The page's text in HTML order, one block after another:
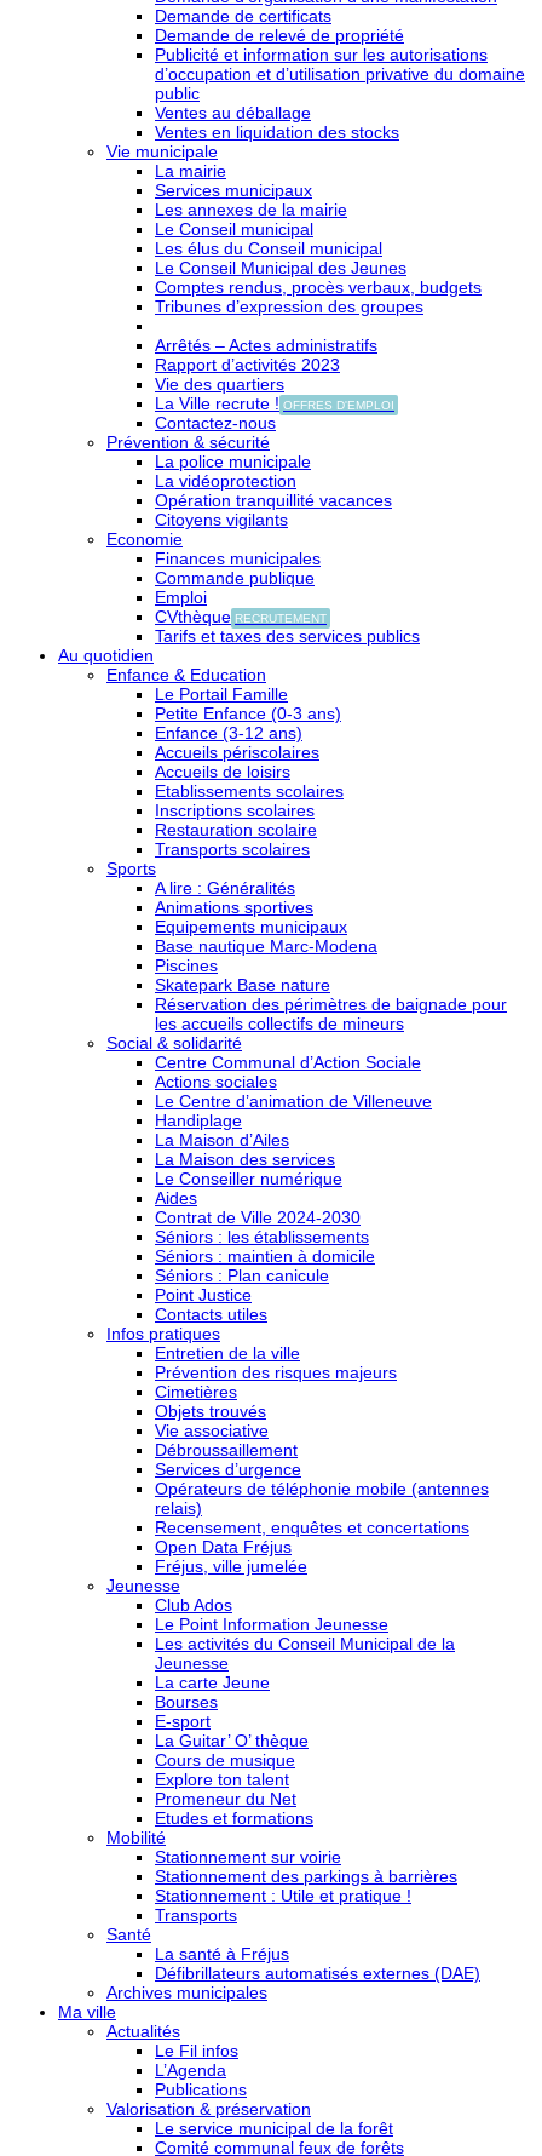
Demande de certificats
Demande de relevé de propriété
Publicité et information sur les autorisations
d’occupation et d’utilisation privative du domaine
public
Ventes au déballage
Ventes en liquidation des stocks
Vie municipale
La mairie
Services municipaux
Les annexes de la mairie
Le Conseil municipal
Les élus du Conseil municipal
Le Conseil Municipal des Jeunes
Comptes rendus, procès verbaux, budgets
Tribunes d’expression des groupes
Arrêtés – Actes administratifs
Rapport d’activités 2023
Vie des quartiers
La Ville recrute ! OFFRES D'EMPLOI
Contactez-nous
Prévention & sécurité
La police municipale
La vidéoprotection
Opération tranquillité vacances
Citoyens vigilants
Economie
Finances municipales
Commande publique
Emploi
CVthèque RECRUTEMENT
Tarifs et taxes des services publics
Au quotidien
Enfance & Education
Le Portail Famille
Petite Enfance (0-3 ans)
Enfance (3-12 ans)
Accueils périscolaires
Accueils de loisirs
Etablissements scolaires
Inscriptions scolaires
Restauration scolaire
Transports scolaires
Sports
A lire : Généralités
Animations sportives
Equipements municipaux
Base nautique Marc-Modena
Piscines
Skatepark Base nature
Réservation des périmètres de baignade pour
les accueils collectifs de mineurs
Social & solidarité
Centre Communal d’Action Sociale
Actions sociales
Le Centre d’animation de Villeneuve
Handiplage
La Maison d’Ailes
La Maison des services
Le Conseiller numérique
Aides
Contrat de Ville 2024-2030
Séniors : les établissements
Séniors : maintien à domicile
Séniors : Plan canicule
Point Justice
Contacts utiles
Infos pratiques
Entretien de la ville
Prévention des risques majeurs
Cimetières
Objets trouvés
Vie associative
Débroussaillement
Services d’urgence
Opérateurs de téléphonie mobile (antennes
relais)
Recensement, enquêtes et concertations
Open Data Fréjus
Fréjus, ville jumelée
Jeunesse
Club Ados
Le Point Information Jeunesse
Les activités du Conseil Municipal de la
Jeunesse
La carte Jeune
Bourses
E-sport
La Guitar’ O’ thèque
Cours de musique
Explore ton talent
Promeneur du Net
Etudes et formations
Mobilité
Stationnement sur voirie
Stationnement des parkings à barrières
Stationnement : Utile et pratique !
Transports
Santé
La santé à Fréjus
Défibrillateurs automatisés externes (DAE)
Archives municipales
Ma ville
Actualités
Le Fil infos
L’Agenda
Publications
Valorisation & préservation
Le service municipal de la forêt
Comité communal feux de forêts